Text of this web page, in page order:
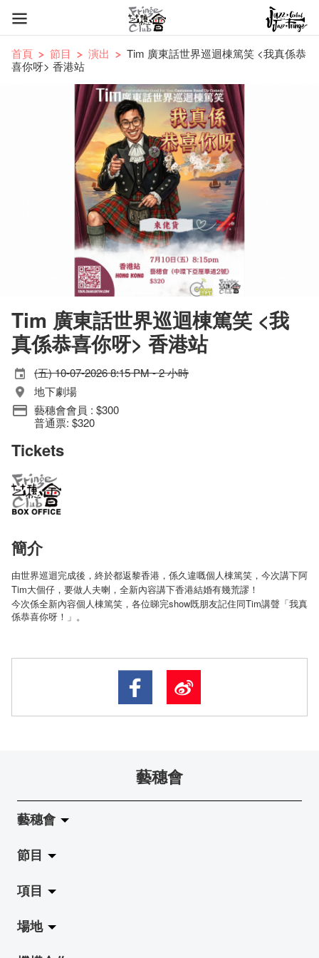
首頁 節目 演出
Tim 廣東話世界巡迴棟篤笑 <我真係恭
喜你呀> 香港站
Tim 廣東話世界巡迴棟篤笑 <我
真係恭喜你呀> 香港站
(五) 10-07-2026 8:15 PM - 2 小時
地下劇場
藝穗會會員 : $300
普通票: $320
Tickets
簡介
由世界巡迴完成後，終於都返黎香港，係久違嘅個人棟篤笑，今次講下阿
Tim大個仔，要做人夫喇，全新內容講下香港結婚有幾荒謬！
今次係全新內容個人棟篤笑，各位睇完show既朋友記住同Tim講聲「我真
係恭喜你呀！」。
藝穗會
藝穗會
關於藝穗會
藝穗會的演化
使命與宗旨
節目
拉闊
展覽
項目
Jazz-Go-Central, Jazz-Go-Fringe
場地